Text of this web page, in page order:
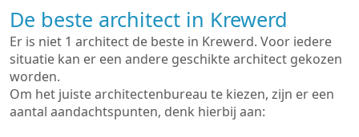
De beste architect in Krewerd
Er is niet 1 architect de beste in Krewerd. Voor iedere
situatie kan er een andere geschikte architect gekozen
worden.
Om het juiste architectenbureau te kiezen, zijn er een
aantal aandachtspunten, denk hierbij aan: